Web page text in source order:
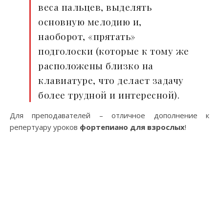
веса пальцев, выделять
основную мелодию и,
наоборот, «прятать»
подголоски (которые к тому же
расположены близко на
клавиатуре, что делает задачу
более трудной и интересной).
Для преподавателей – отличное дополнение к
репертуару уроков фортепиано для взрослых!